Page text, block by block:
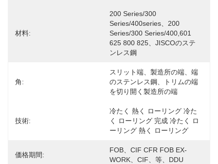
材料:
200 Series/300
Series/400series、200
Series/300 Series/400,601
625 800 825、JISCOのステ
ンレス鋼
角:
スリット端、製造所の端、端
のステンレス鋼、トリムの端
を切り開く製造所の端
技術:
冷たく 熱く ローリング 冷た
く ローリング 完成 冷たく ロ
ーリング 熱く ローリング
価格期間:
FOB、CIF CFR FOB EX-
WORK、CIF、等、DDU